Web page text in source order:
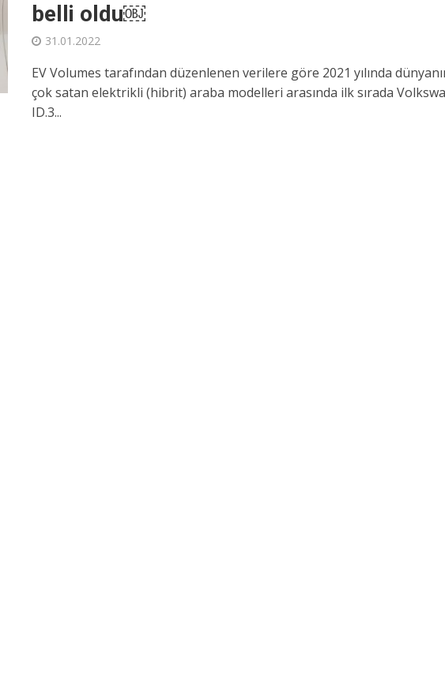
belli oldu￼
31.01.2022
EV Volumes tarafından düzenlenen verilere göre 2021 yılında
çok satan elektrikli (hibrit) araba modelleri arasında ilk sırada
ID.3...